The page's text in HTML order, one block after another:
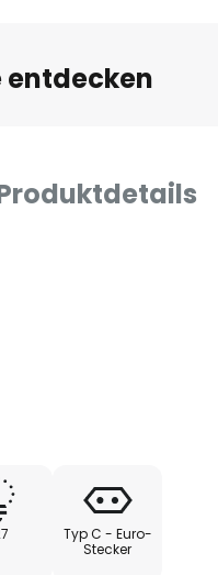
entdecken
Typ C - Euro-
Stecker